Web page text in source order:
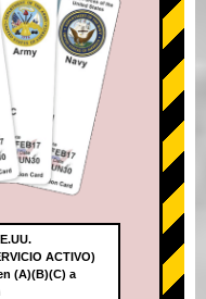
ACTIVO)
(A)(B)(C) a